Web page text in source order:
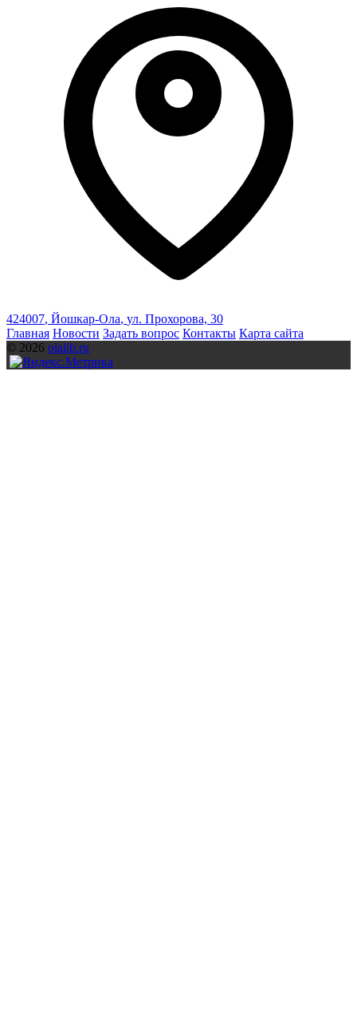
424007, Йошкар-Ола, ул. Прохорова, 30
Главная Новости Задать вопрос Контакты Карта сайта
© 2026 olalib.ru